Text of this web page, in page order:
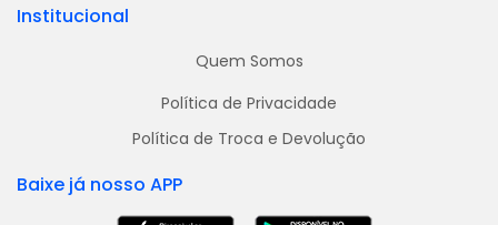
Institucional
Quem Somos
Política de Privacidade
Política de Troca e Devolução
Baixe já nosso APP